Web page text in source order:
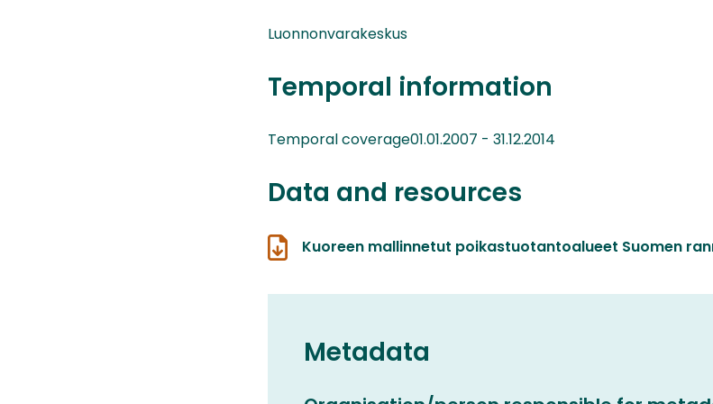
Luonnonvarakeskus
Temporal information
Temporal coverage01.01.2007 - 31.12.2014
Data and resources
Kuoreen mallinnetut poikastuotantoalueet Suomen
Metadata